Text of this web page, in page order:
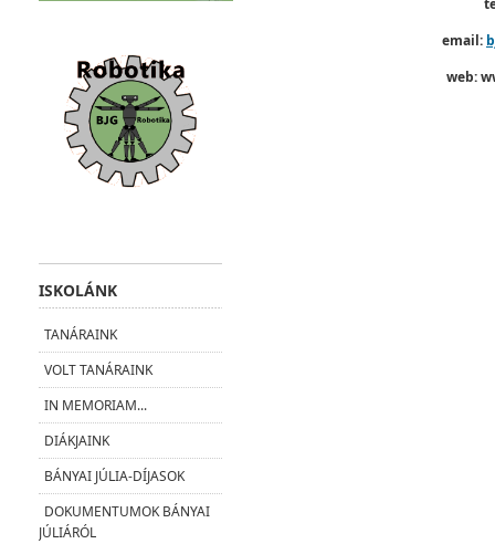
email:
web:
ISKOLÁNK
TANÁRAINK
VOLT TANÁRAINK
IN MEMORIAM...
DIÁKJAINK
BÁNYAI JÚLIA-DÍJASOK
DOKUMENTUMOK BÁNYAI
JÚLIÁRÓL